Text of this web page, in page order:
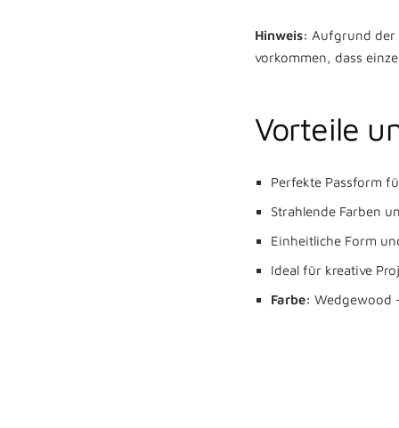
Hinweis: Aufgrund der
vorkommen, dass
Vorteile
Perfekte Passform
Strahlende Farben
Einheitliche Form
Ideal für kreative
Farbe: Wedgewood